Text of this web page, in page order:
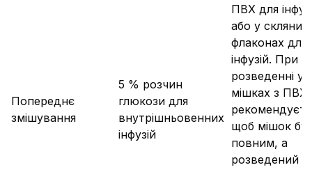
Попереднє
змішування
5 % розчин
глюкози для
внутрішньовенних
інфузій
ПВХ для
або у скляних
флаконах для
інфузій. При
розведенні у
мішках з ПВХ
щоб мішок
повним, а
розведений